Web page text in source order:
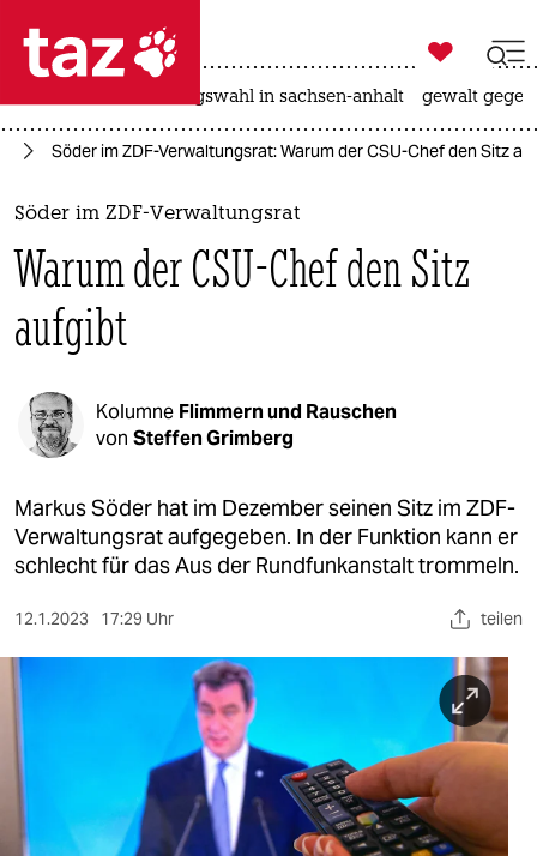
 taz zahl ich
taz zahl ich
themen
politik
öko
kultur
berlin
verlag
veranstaltungen
shop

taz zahl ich
landtagswahl in sachsen-anhalt gewalt
Söder im ZDF-Verwaltungsrat: Warum der CSU-Chef den Sitz
Söder im ZDF-Verwaltungsrat
Warum der CSU-Chef den Sitz
aufgibt
Kolumne Flimmern und Rauschen
von Steffen Grimberg
Markus Söder hat im Dezember seinen Sitz im ZDF-
Verwaltungsrat aufgegeben. In der Funktion kann er
schlecht für das Aus der Rundfunkanstalt trommeln.
12.1.2023 17:29 Uhr teilen